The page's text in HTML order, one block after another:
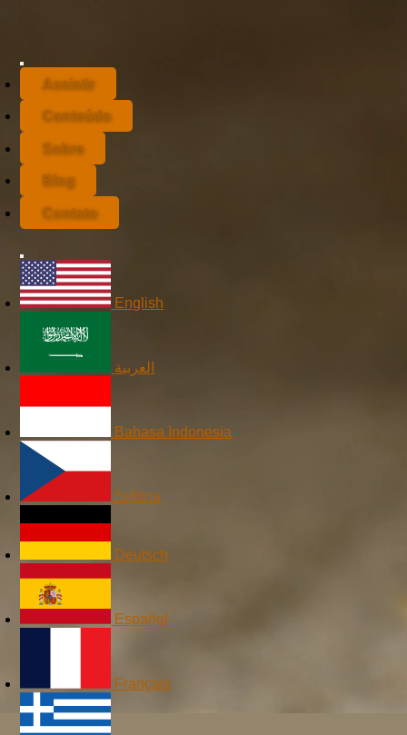
Assistir
Conteúdo
Sobre
Blog
Contato
English
العربية
Bahasa Indonesia
čeština
Deutsch
Español
Français